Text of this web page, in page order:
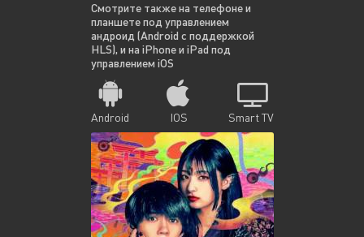
Смотрите также на телефоне и
планшете под управлением
андроид (Android с поддержкой
HLS), и на iPhone и iPad под
управлением iOS
Android IOS Smart TV